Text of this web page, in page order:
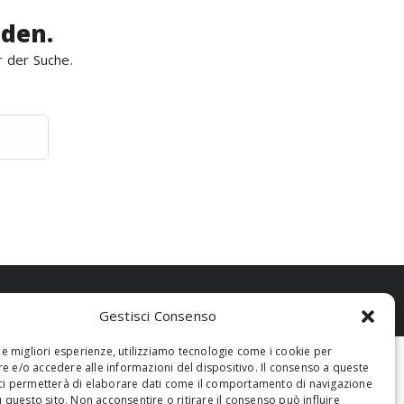
Gestisci Consenso
migliori esperienze, utilizziamo tecnologie come i cookie per
e/o accedere alle informazioni del dispositivo. Il consenso a queste
permetterà di elaborare dati come il comportamento di navigazione
questo sito. Non acconsentire o ritirare il consenso può influire
Suche.